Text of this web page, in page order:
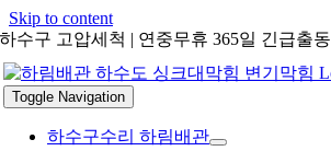
Skip to content
하수구 고압세척 | 연중무휴 365일 긴급출동
Toggle Navigation
하수구수리 하림배관